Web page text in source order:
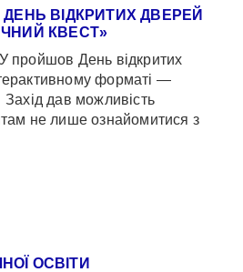
ВІДКРИТИХ ДВЕРЕЙ
КВЕСТ»
пройшов День відкритих
форматі —
дав можливість
не лише ознайомитися з
ОСВІТИ